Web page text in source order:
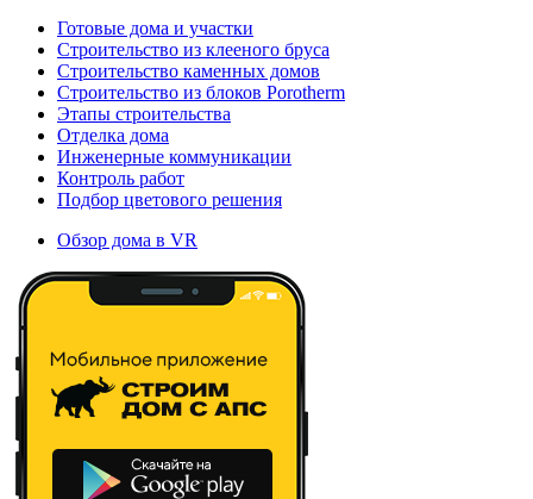
Готовые дома и участки
Строительство из клееного бруса
Строительство каменных домов
Строительство из блоков Porotherm
Этапы строительства
Отделка дома
Инженерные коммуникации
Контроль работ
Подбор цветового решения
Обзор дома в VR